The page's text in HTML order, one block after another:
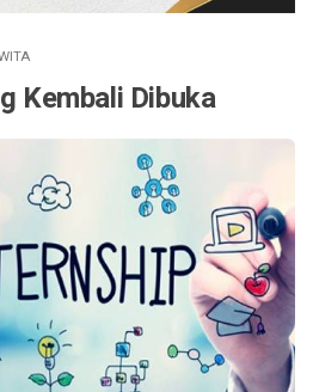
Kembali Dibuka